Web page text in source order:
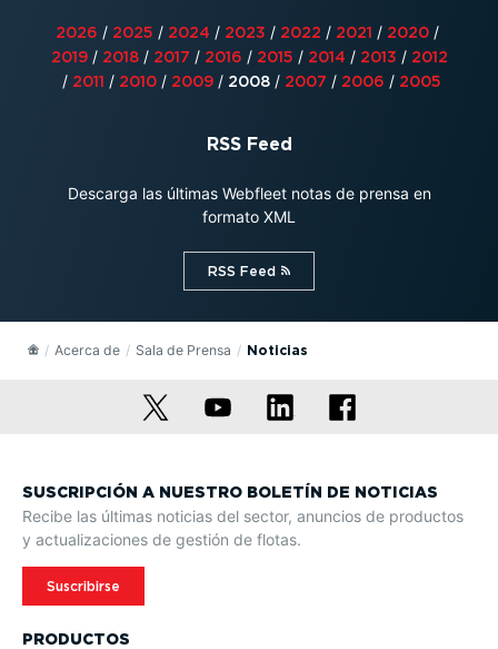
2026 / 2025 / 2024 / 2023 / 2022 / 2021 / 2020/
2019/ 2018/ 2017 / 2016 / 2015 / 2014 / 2013 / 2012
/ 2011 / 2010/ 2009/ 2008/ 2007 / 2006 / 2005
RSS Feed
Descarga las últimas Webfleet notas de prensa en
formato XML
RSS Feed⁠
Acerca de Sala de Prensa Noticias
PRODUCTOS
SUSCRIPCIÓN A NUESTRO BOLETÍN DE NOTICIAS
Recibe las últimas noticias del sector, anuncios de productos
y actua­li­za­ciones de gestión de flotas.
Suscribirse